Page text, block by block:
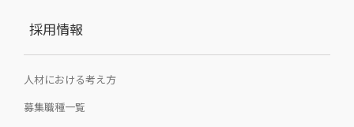
採用情報
人材における考え方
募集職種一覧